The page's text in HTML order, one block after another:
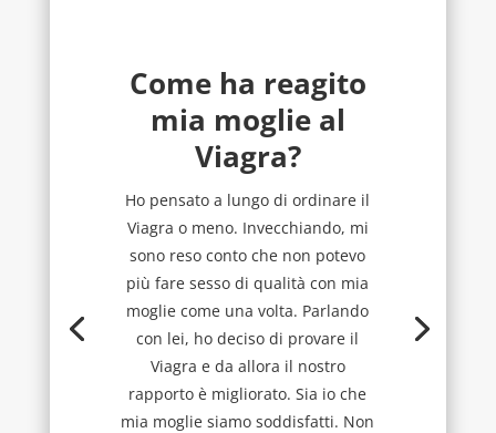
Come ha reagito
mia moglie al
Viagra?
Ho pensato a lungo di ordinare il
Viagra o meno. Invecchiando, mi
sono reso conto che non potevo
più fare sesso di qualità con mia
moglie come una volta. Parlando
con lei, ho deciso di provare il
Viagra e da allora il nostro
rapporto è migliorato. Sia io che
mia moglie siamo soddisfatti. Non